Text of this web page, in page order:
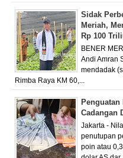
Sidak
Meriah,
Rp 100
BENER
Andi Amran
mendadak
Rimba Raya KM 60,...
Cadangan
Jakarta -
penutupan
poin atau